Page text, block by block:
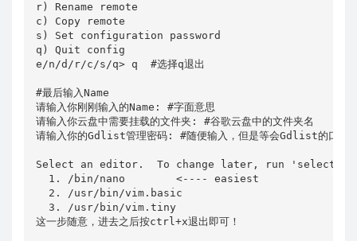
r) Rename remote
c) Copy remote
s) Set configuration password
q) Quit config
e/n/d/r/c/s/q> q  #选择q退出
#最后输入Name
请输入你刚刚输入的Name: #字面意思
请输入你云盘中需要挂载的文件夹: #谷歌云盘中的文件夹名
请输入你的Gdlist管理密码: #随便输入，但是等会Gdlist的口令
Select an editor.  To change later, run 'select-
  1. /bin/nano        <---- easiest
  2. /usr/bin/vim.basic
  3. /usr/bin/vim.tiny
这一步随意，进去之后按ctrl+x退出即可！